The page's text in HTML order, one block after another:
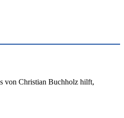
von Christian Buchholz hilft,